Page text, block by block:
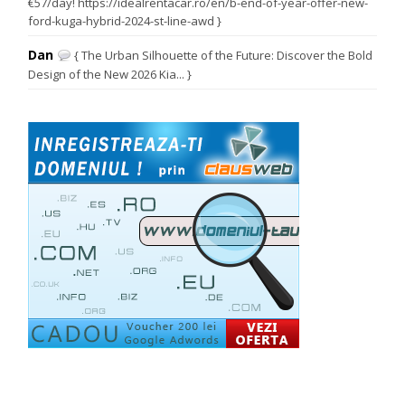
ford-kuga-hybrid-2024-st-line-awd }
Dan
{ The Urban Silhouette of the Future: Discover the Bold
Design of the New 2026 Kia... }